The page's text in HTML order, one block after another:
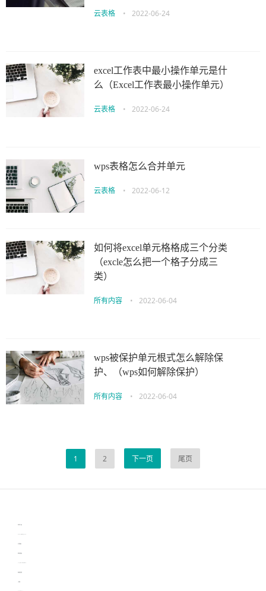
云表格 • 2022-06-24
excel工作表中最小操作单元是什
么（Excel工作表最小操作单元）
云表格 • 2022-06-24
wps表格怎么合并单元
云表格 • 2022-06-12
如何将excel单元格格成三个分类
（excle怎么把一个格子分成三
类）
所有内容 • 2022-06-04
wps被保护单元根式怎么解除保
护、（wps如何解除保护）
所有内容 • 2022-06-04
1 2 下一页 尾页